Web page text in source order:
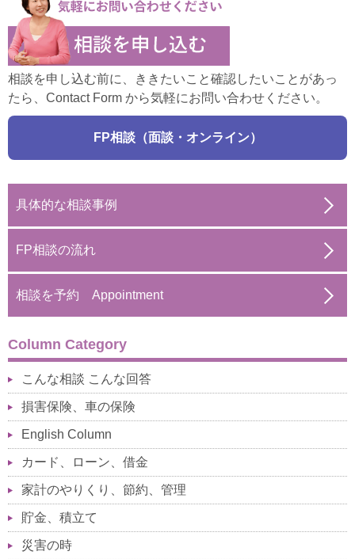
相談を申し込む前に、ききたいこと確認したいことがあっ
たら、Contact Form から気軽にお問い合わせください。
FP相談（面談・オンライン）
具体的な相談事例
FP相談の流れ
相談を予約 Appointment
Column Category
こんな相談 こんな回答
損害保険、車の保険
English Column
カード、ローン、借金
家計のやりくり、節約、管理
貯金、積立て
災害の時